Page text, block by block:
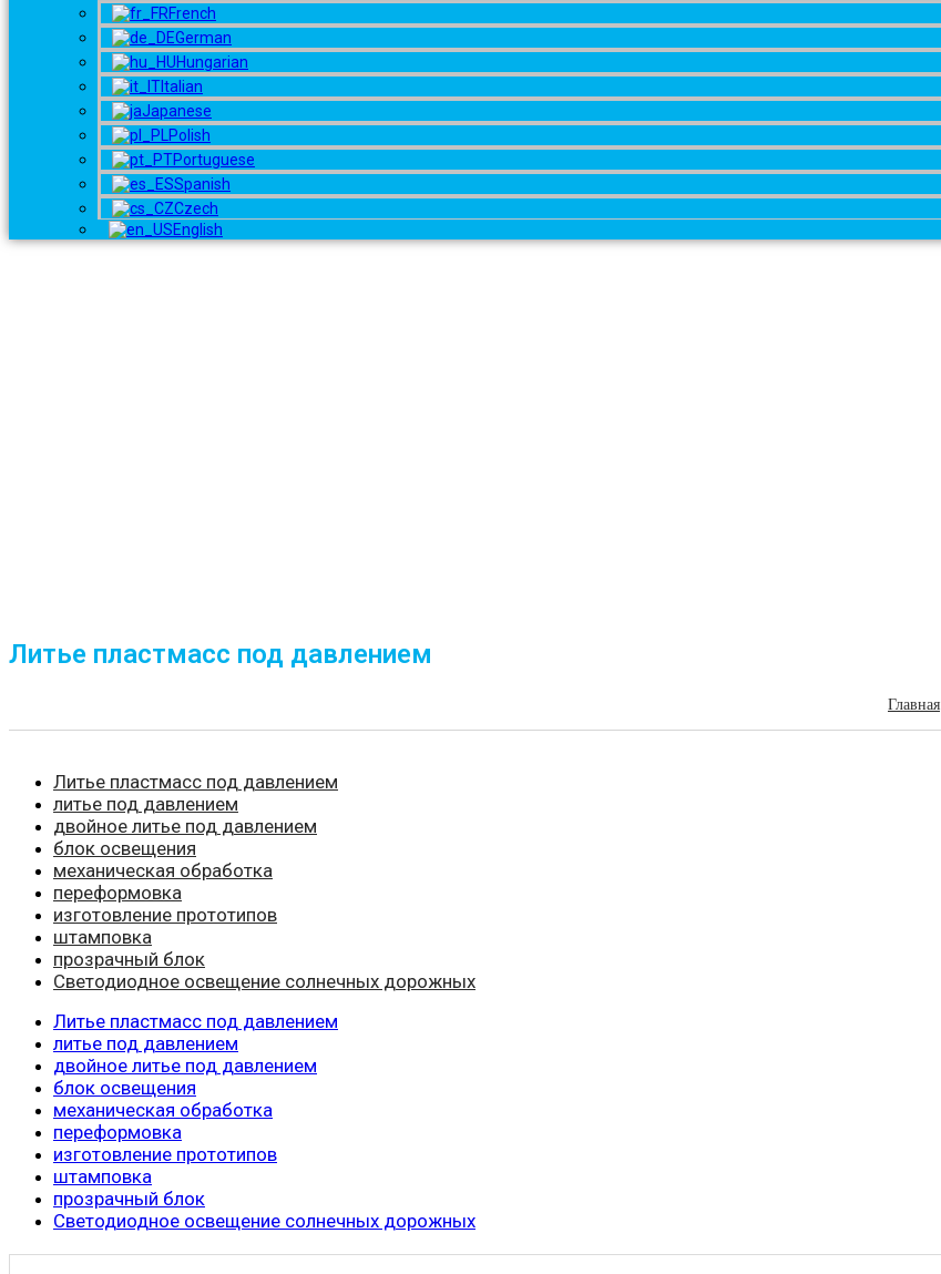
French
German
Hungarian
Italian
Japanese
Polish
Portuguese
Spanish
Czech
English
Литье пластмасс под давлением
Главная
Литье пластмасс под давлением
литье под давлением
двойное литье под давлением
блок освещения
механическая обработка
переформовка
изготовление прототипов
штамповка
прозрачный блок
Светодиодное освещение солнечных дорожных
Литье пластмасс под давлением
литье под давлением
двойное литье под давлением
блок освещения
механическая обработка
переформовка
изготовление прототипов
штамповка
прозрачный блок
Светодиодное освещение солнечных дорожных